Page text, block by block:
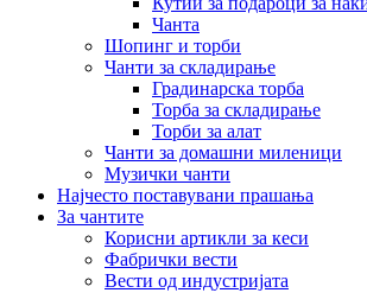
Чанта
Шопинг и торби
Чанти за складирање
Градинарска торба
Торба за складирање
Торби за алат
Чанти за домашни миленици
Музички чанти
Најчесто поставувани прашања
За чантите
Корисни артикли за кеси
Фабрички вести
Вести од индустријата